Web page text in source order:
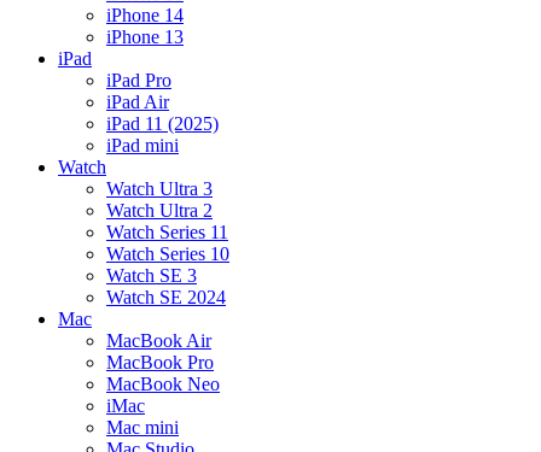
iPhone 14
iPhone 13
iPad
iPad Pro
iPad Air
iPad 11 (2025)
iPad mini
Watch
Watch Ultra 3
Watch Ultra 2
Watch Series 11
Watch Series 10
Watch SE 3
Watch SE 2024
Mac
MacBook Air
MacBook Pro
MacBook Neo
iMac
Mac mini